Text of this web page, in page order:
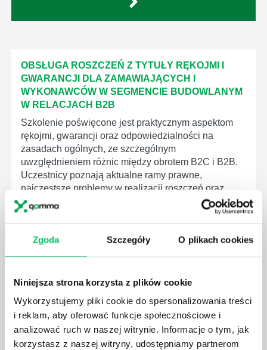
Zgoda Szczegóły O plikach cookies
Niniejsza strona korzysta z plików cookie
Wykorzystujemy pliki cookie do spersonalizowania treści
i reklam, aby oferować funkcje społecznościowe i
analizować ruch w naszej witrynie. Informacje o tym, jak
korzystasz z naszej witryny, udostępniamy partnerom
OBSŁUGA ROSZCZEŃ Z TYTUŁY RĘKOJMI I
GWARANCJI DLA ZAMAWIAJĄCYCH I
WYKONAWCÓW W SEGMENCIE BUDOWLANYM
W RELACJACH B2B
Szkolenie poświęcone jest praktycznym aspektom
rękojmi, gwarancji oraz odpowiedzialności na
zasadach ogólnych, ze szczególnym
uwzględnieniem różnic między obrotem B2C i B2B.
Uczestnicy poznają aktualne ramy prawne,
najczęstsze problemy w realizacji roszczeń oraz
skuteczne sposoby ich zabezpieczania w umowach i
praktyce.